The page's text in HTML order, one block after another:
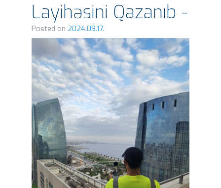
Layihəsini Qazanıb -
Posted on 2024.09.17.